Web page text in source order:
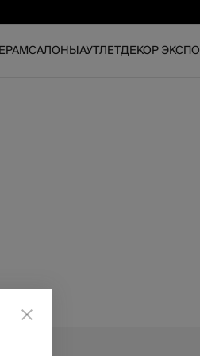
САЛОНЫАУТЛЕТДЕКОР ЭКСПО